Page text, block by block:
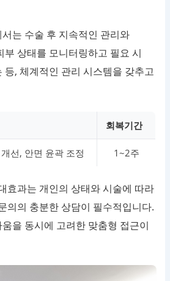
는 수술 후 지속적인 관리와
부 상태를 모니터링하고 필요 시
등, 체계적인 관리 시스템을 갖추고
회복기간
선, 안면 윤곽 조정 1~2주
효과는 개인의 상태와 시술에 따라
의의 충분한 상담이 필수적입니다.
을 동시에 고려한 맞춤형 접근이